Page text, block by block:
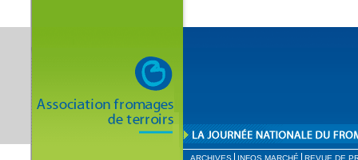
ARCHIVES INFOS MARCHÉ REVUE DE